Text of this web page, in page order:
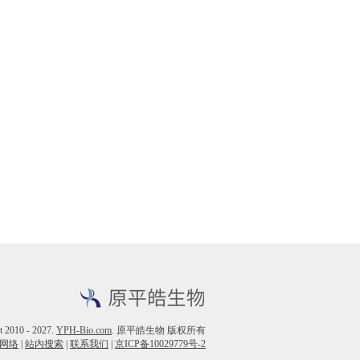
- 2027. YPH-Bio.com. 原平皓生物 版权所有
络 站内搜索 联系我们 京ICP备10029779号-2